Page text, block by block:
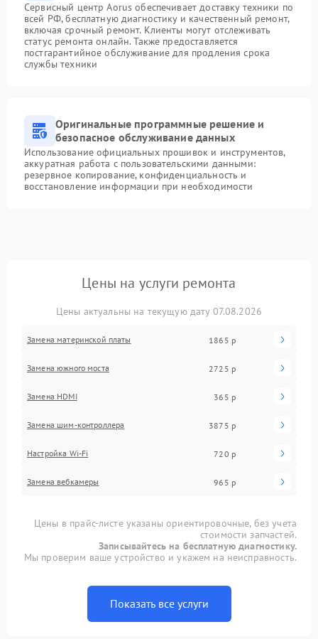
Сервисный центр Aorus обеспечивает доставку техники по
всей РФ, бесплатную диагностику и качественный ремонт,
включая срочный ремонт. Клиенты могут отслеживать
статус ремонта онлайн. Также предоставляется
постгарантийное обслуживание для продления срока
службы техники
Оригинальные программные решение и
безопасное обслуживание данных
Использование официальных прошивок и инструментов,
аккуратная работа с пользовательскими данными:
резервное копирование, конфиденциальность и
восстановление информации при необходимости
Цены на услуги ремонта
Цены актуальны на текущую дату 07.08.2026
Замена материнской платы 1865 р
Замена южного моста 2725 р
Замена HDMI 365 р
Замена шим-контроллера 3875 р
Настройка Wi-Fi 720 р
Замена вебкамеры 965 р
Цены в прайс-листе указаны ориентировочные, без учета
стоимости запчастей.
Записывайтесь на бесплатную диагностику.
Мы проверим ваше устройство и укажем на неисправность.
Показать все услуги